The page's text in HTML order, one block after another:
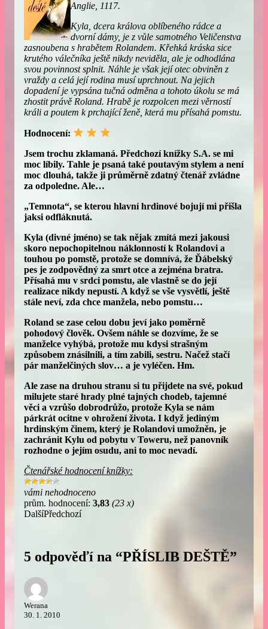
Anglie, 1117.
Kyla, dcera králova oblíbeného rádce a
dvorní dámy, je z vůle samotného Veličenstva
zasnoubena s hrabětem Rolandem. Křehká kráska sice
krutého válečníka ještě nikdy neviděla, ale je odhodlána
svou povinnost splnit. Náhle je však její otec obviněn z
vraždy a celá její rodina musí uprchnout. Na jejich
dopadení je vypsána tučná odměna a tohoto úkolu se má
zhostit právě Roland. Hrabě je rozpolcen mezi věrností
králi a poutem k prchající ženě, která mu přísahá pomstu.
Hodnocení:
Jsem trochu zklamaná. Předchozí knížky S.A. se mi
moc líbily. Tahle je psaná také poutavým stylem a není
moc dlouhá, takže ji průměrně zdatný čtenář zvládne
za odpoledne. Ale…
„Temnota“, se kterou hlavní hrdinové bojují mi přišla
jaksi odfláknutá.
Kyla (divné jméno) se tak nějak zmítá mezi jakousi
skoro nepochopitelnou náklonností k Rolandovi a
touhou po pomstě, protože se domnívá, že Ďábelský
pes je zodpovědný za smrt otce a zejména bratra.
Přísahá mu v srdci pomstu, ale vlastně se do její
realizace nikdy nepustí. A když se vše vysvětlí, ještě
stále neví, zda chce manžela, nebo pomstu…
Roland se zase celou dobu jeví jako poměrně
pohodový člověk. Ovšem náhle se dozvíme, že se
manželce vyhýbá, protože mu kdysi strašným
způsobem znásilnili, a tím zabili, sestru. Načež stačí
pár manželčiných slov… a je vyléčen. Hm.
Ale zase na druhou stranu si tu přijdete na své, pokud
milujete staré hrady plné tajných chodeb, tajemné
věci a vzrůšo dobrodrůžo, protože Kyla se nám
párkrát ocitne v ohrožení života. I když jediným
hrdinským činem, který je Rolandovi umožněn, je
zachránit Kylu od pobytu v Toweru, než panovník
rozhodne o jejím osudu, ani to moc nevadí.
Čtenářské hodnocení knížky:
vámi nehodnoceno
prům. hodnocení: 3,83 (23 x)
DalšíPředchozí
5 odpověďí na “PŘÍSLIB DEŠTĚ”
Werana
30. 1. 2010